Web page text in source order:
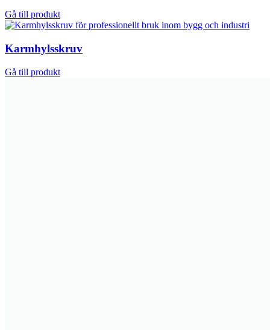
Gå till produkt
Karmhylsskruv
Gå till produkt